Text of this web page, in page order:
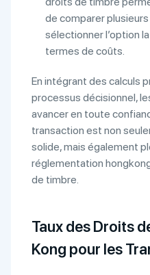
de comparer
sélectionner l’option
termes de coûts.
En intégrant des calculs
processus décisionnel,
avancer en toute
transaction est non
solide, mais également
réglementation
de timbre.
Taux des Droits
Kong pour les